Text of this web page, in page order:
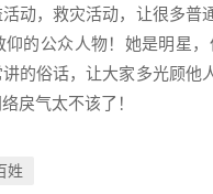
动，救灾活动，让很多
的公众人物！她是明星
的俗话，让大家多光顾他
戾气太不该了！
姓